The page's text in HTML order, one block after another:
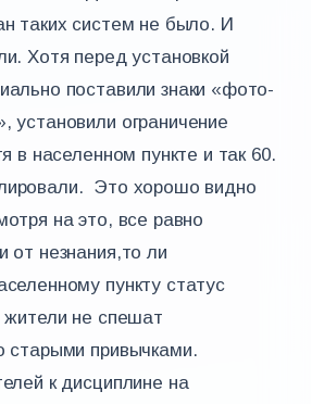
таких систем не было. И
Хотя перед установкой
поставили знаки «фото-
установили ограничение
в населенном пункте и так 60.
Это хорошо видно
на это, все равно
незнания,то ли
пункту статус
жители не спешат
старыми привычками.
к дисциплине на